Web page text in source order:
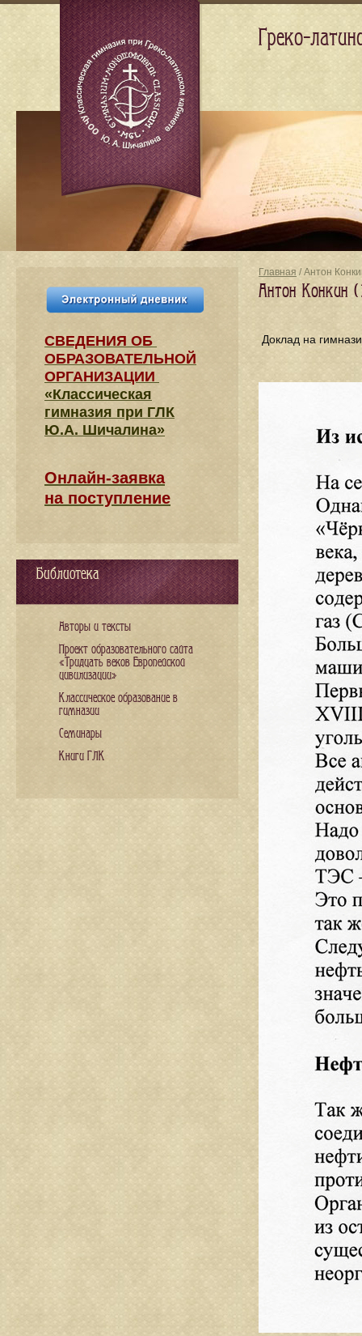
Главная / Антон
Антон Конкин
Доклад на
СВЕДЕНИЯ​ ОБ
ОБРАЗОВАТЕЛЬНОЙ
ОРГАНИЗАЦИИ
«Классическая
гимназия при ГЛК
Ю.А. Шичалина»
Онлайн-заявка
на поступление
Библиотека
Авторы и тексты
Проект образовательного сайта
«Тридцать веков Европейской
цивилизации»
Классическое образование в
гимназии
Семинары
Книги ГЛК
Греко-